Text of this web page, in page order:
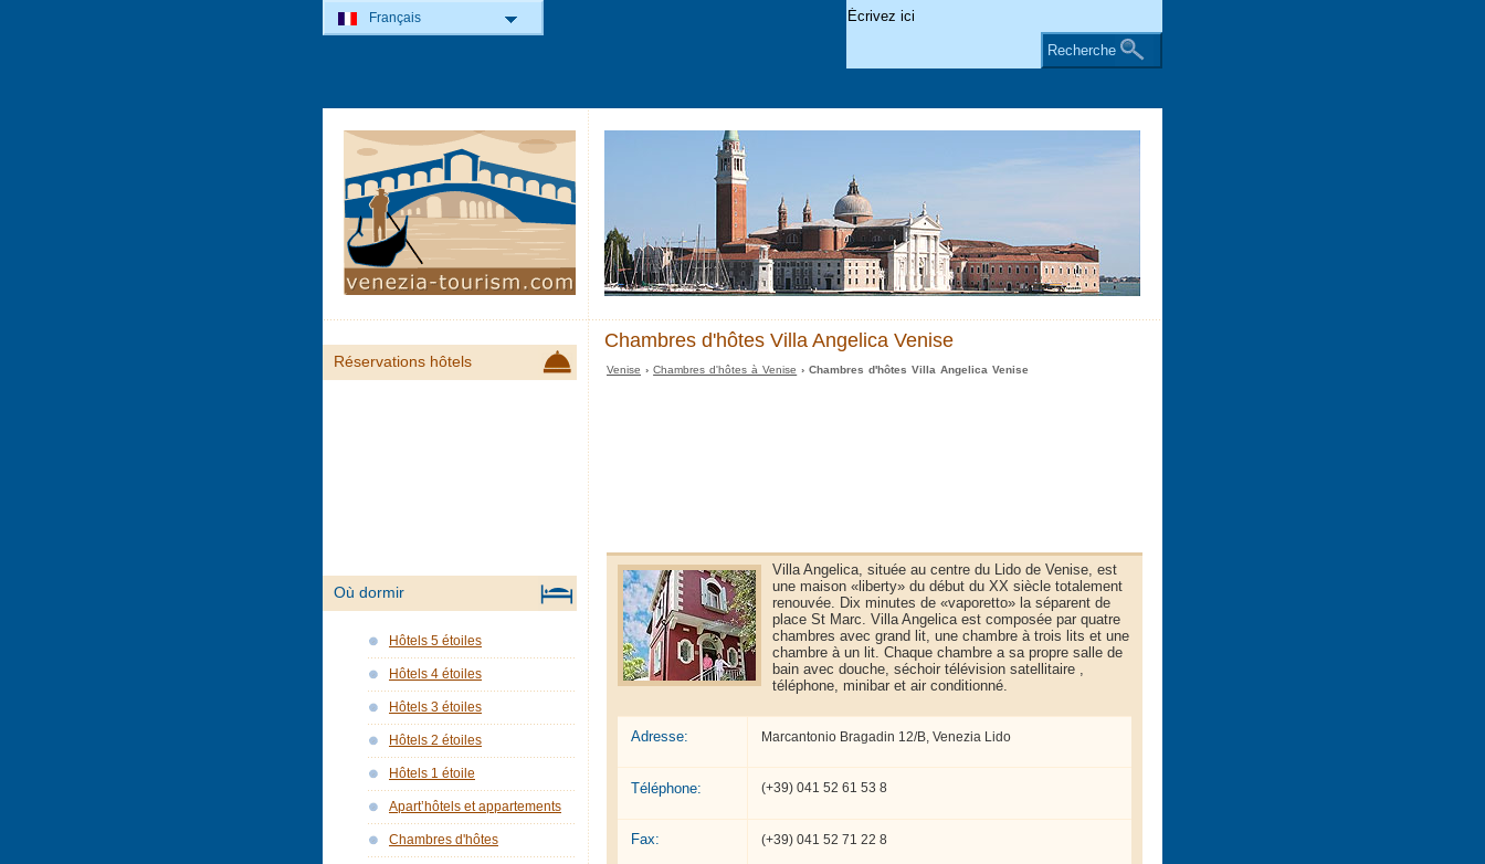
Chambres d'hôtes Villa Angelica Venise
Venise ›Chambres d'hôtes à Venise › Chambres d'hôtes Villa Angelica Venise
Villa Angelica, située au centre du Lido de Venise, est
une maison «liberty» du début du XX siècle totalement
renouvée. Dix minutes de «vaporetto» la séparent de
place St Marc. Villa Angelica est composée par quatre
chambres avec grand lit, une chambre à trois lits et une
chambre à un lit. Chaque chambre a sa propre salle de
bain avec douche, séchoir télévision satellitaire ,
téléphone, minibar et air conditionné.
Adresse: Marcantonio Bragadin 12/B, Venezia Lido
Téléphone: (+39) 041 52 61 53 8
Fax: (+39) 041 52 71 22 8
Réservations hôtels
Où dormir
Hôtels 5 étoiles
Hôtels 4 étoiles
Hôtels 3 étoiles
Hôtels 2 étoiles
Hôtels 1 étoile
Apart’hôtels et appartements
Chambres d'hôtes
Français
Recherche